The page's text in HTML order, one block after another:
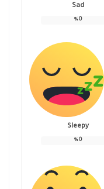
Sad
0
%
Sleepy
0
%